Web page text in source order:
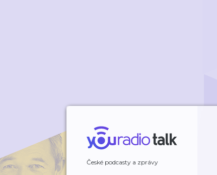
České podcasty a zprávy